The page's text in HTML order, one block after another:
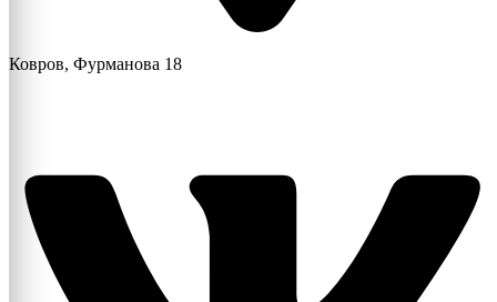
Ковров, Фурманова 18